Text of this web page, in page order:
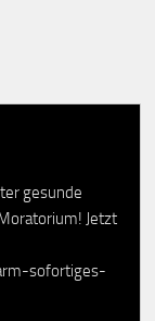
gesunde
Jetzt
sofortiges-